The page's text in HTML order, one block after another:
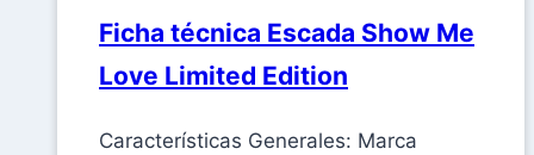
Ficha técnica Escada Show Me
Love Limited Edition
Características Generales: Marca